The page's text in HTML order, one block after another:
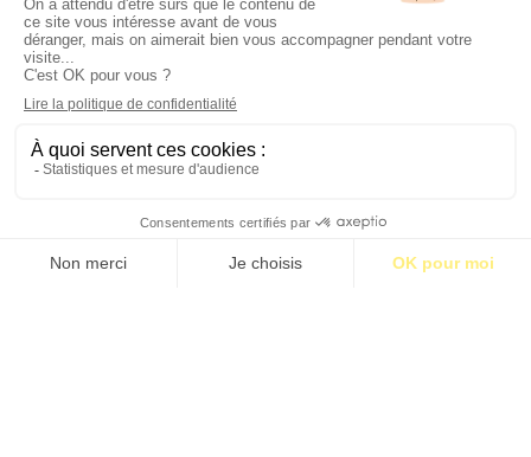
Contact Qui sommes-nous ?
2026 © BASTILLE MEDIA |Mentions légales |Politique de confidentialité
S’abonner pour 1€ S’abonner